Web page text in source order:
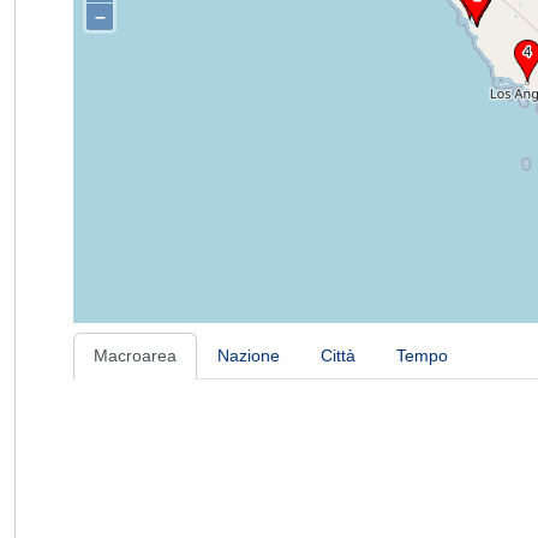
–
Macroarea Nazione Città Tempo